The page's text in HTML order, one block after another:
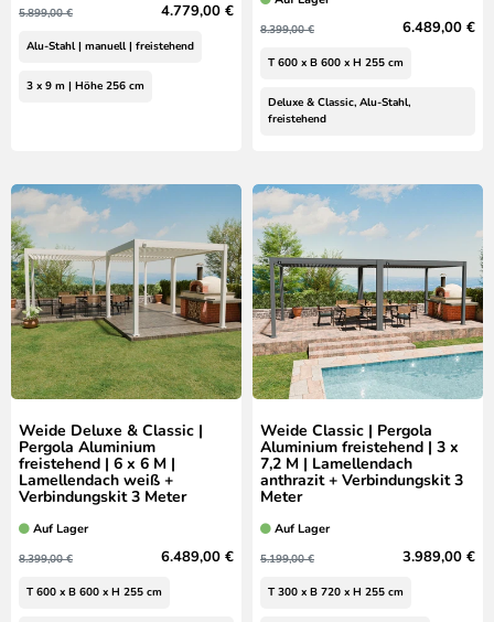
5.899,00 € 4.779,00 €
Alu-Stahl | manuell | freistehend
3 x 9 m | Höhe 256 cm
8.399,00 € 6.489,00 €
T 600 x B 600 x H 255 cm
Deluxe & Classic, Alu-Stahl,
freistehend
Weide Deluxe & Classic |
Pergola Aluminium
freistehend | 6 x 6 M |
Lamellendach weiß +
Verbindungskit 3 Meter
Auf Lager
8.399,00 € 6.489,00 €
T 600 x B 600 x H 255 cm
Weide Classic | Pergola
Aluminium freistehend | 3 x
7,2 M | Lamellendach
anthrazit + Verbindungskit 3
Meter
Auf Lager
5.199,00 € 3.989,00 €
T 300 x B 720 x H 255 cm